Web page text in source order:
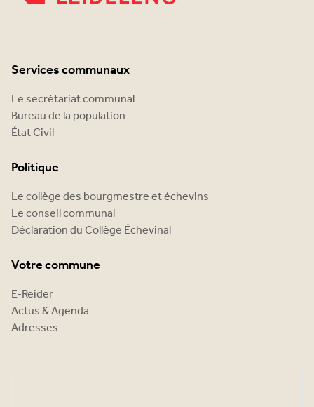
Services communaux
Le secrétariat communal
Bureau de la population
État Civil
Politique
Le collège des bourgmestre et échevins
Le conseil communal
Déclaration du Collège Échevinal
Votre commune
E-Reider
Actus & Agenda
Adresses